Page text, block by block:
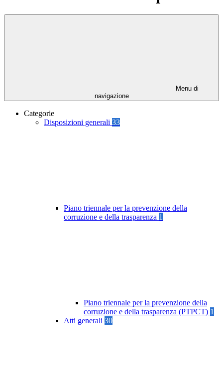
Menu di
navigazione
Categorie
Disposizioni generali 33
Piano triennale per la prevenzione della
corruzione e della trasparenza 1
Piano triennale per la prevenzione della
corruzione e della trasparenza (PTPCT) 1
Atti generali 30